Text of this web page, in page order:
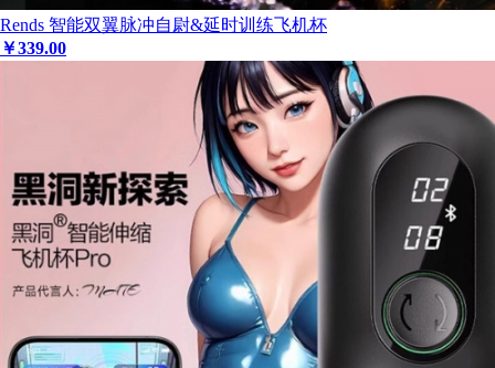
Rends 智能双翼脉冲自尉&延时训练飞机杯
￥339.00